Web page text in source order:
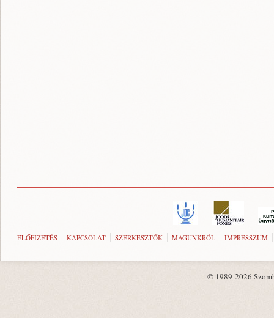
ELŐFIZETÉS KAPCSOLAT SZERKESZTŐK MAGUNKRÓL IMPRESSZUM
© 1989-2026